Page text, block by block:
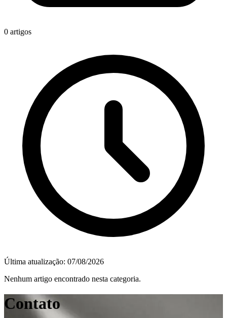
0 artigos
Última atualização: 07/08/2026
Nenhum artigo encontrado nesta categoria.
Contato